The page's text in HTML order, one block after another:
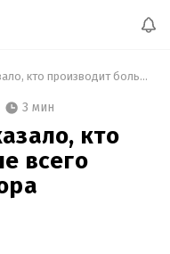
Исследование показало, кто производит больше всего пластикового мусора
3 мин
кто
всего